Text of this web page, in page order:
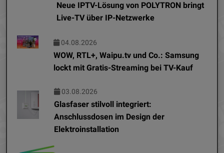
Neue IPTV-Lösung von POLYTRON bringt
Live-TV über IP-Netzwerke
04.08.2026
WOW, RTL+, Waipu.tv und Co.: Samsung
lockt mit Gratis-Streaming bei TV-Kauf
03.08.2026
Glasfaser stilvoll integriert:
Anschlussdosen im Design der
Elektroinstallation